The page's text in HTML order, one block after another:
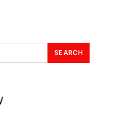
SEARCH